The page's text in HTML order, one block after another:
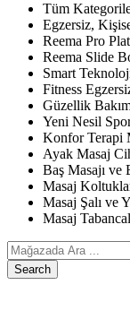
Tüm
Egzersiz,
Reema Pro
Reema Slide
Smart
Fitness
Güzellik
Yeni Nesil
Konfor Terapi
Ayak Masaj
Baş Masajı ve
Masaj
Masaj Şalı ve
Masaj
Search